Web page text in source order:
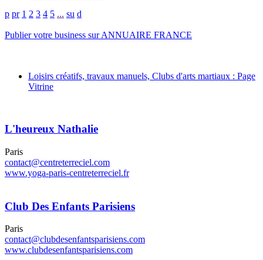
p pr 1 2 3 4 5 ... su d
Publier votre business sur ANNUAIRE FRANCE
Loisirs créatifs, travaux manuels, Clubs d'arts martiaux : Page
Vitrine
L'heureux Nathalie
Paris
contact@centreterreciel.com
www.yoga-paris-centreterreciel.fr
Club Des Enfants Parisiens
Paris
contact@clubdesenfantsparisiens.com
www.clubdesenfantsparisiens.com